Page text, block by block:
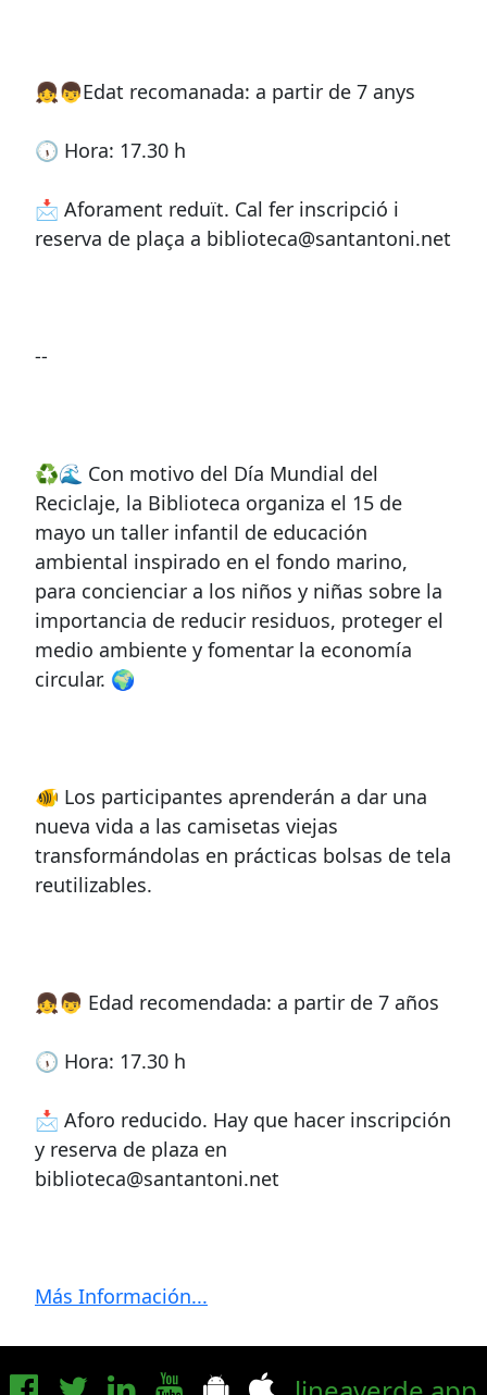
👧👦Edat recomanada: a partir de 7 anys
🕠 Hora: 17.30 h
📩 Aforament reduït. Cal fer inscripció i
reserva de plaça a biblioteca@santantoni.net
--
♻️🌊 Con motivo del Día Mundial del
Reciclaje, la Biblioteca organiza el 15 de
mayo un taller infantil de educación
ambiental inspirado en el fondo marino,
para concienciar a los niños y niñas sobre la
importancia de reducir residuos, proteger el
medio ambiente y fomentar la economía
circular. 🌍
🐠 Los participantes aprenderán a dar una
nueva vida a las camisetas viejas
transformándolas en prácticas bolsas de tela
reutilizables.
👧👦 Edad recomendada: a partir de 7 años
🕠 Hora: 17.30 h
📩 Aforo reducido. Hay que hacer inscripción
y reserva de plaza en
biblioteca@santantoni.net
Más Información...